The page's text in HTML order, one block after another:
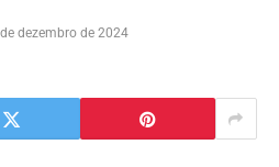
dezembro de 2024